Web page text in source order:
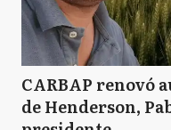
CARBAP renovó
de Henderson,